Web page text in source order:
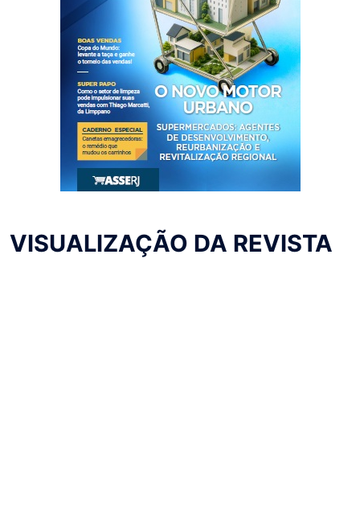
VISUALIZAÇÃO DA REVISTA